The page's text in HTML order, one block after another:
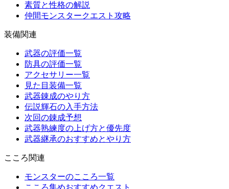
素質と性格の解説
仲間モンスタークエスト攻略
装備関連
武器の評価一覧
防具の評価一覧
アクセサリー一覧
見た目装備一覧
武器錬成のやり方
伝説輝石の入手方法
次回の錬成予想
武器熟練度の上げ方と優先度
武器継承のおすすめとやり方
こころ関連
モンスターのこころ一覧
こころ集めおすすめクエスト